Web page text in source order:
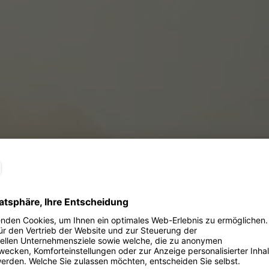
dem Rad